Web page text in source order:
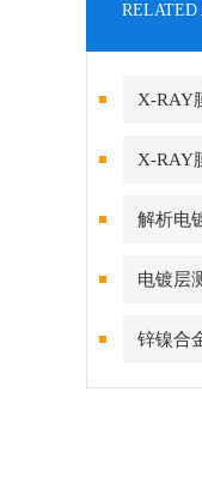
RELATED
X-RAY
精准检测
X-RAY
密协作的
解析电
能、行
电镀层
向分析
锌镍合
法与重要